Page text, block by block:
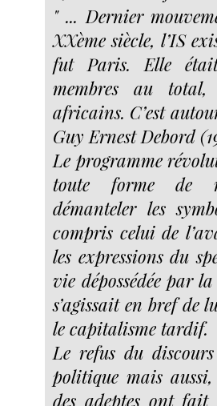
" ... Dernier
XXème siècle, l’IS
fut Paris. Elle
membres au
africains. C’est
Guy Ernest Debord
Le programme
toute forme de
démanteler les
compris celui de
les expressions du
vie dépossédée par
s’agissait en bref de
le capitalisme tardif.
Le refus du
politique mais
des adeptes ont fait